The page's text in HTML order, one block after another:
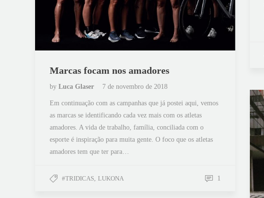
Marcas focam nos amadores
by Luca Glaser 7 de novembro de 2018
Em continuação com as campanhas que já postei aqui, vemos
as marcas se identificando cada vez mais com os atletas
amadores. A vida de trabalho, família, conciliada com o
esporte é inspiração para muita gente. O foco que os atletas
amadores tem que ter para…
#TRIDICAS LUKONA 1